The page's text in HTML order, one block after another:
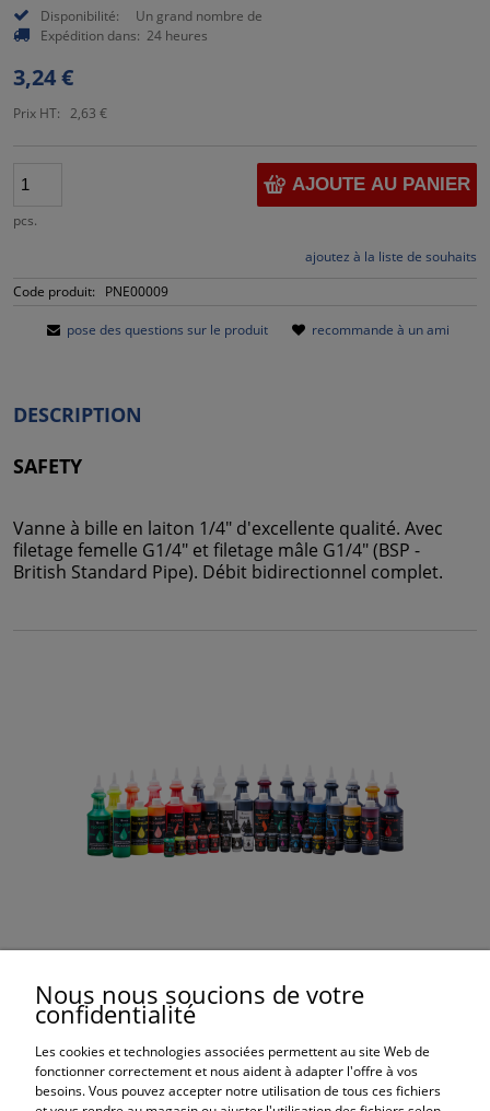
Disponibilité:
Un grand nombre de
Expédition dans: 24 heures
3,24 €
Prix HT: 2,63 €
pcs.
AJOUTE AU PANIER
ajoutez à la liste de souhaits
Code produit:
PNE00009
pose des questions sur le produit recommande à un ami
DESCRIPTION
SAFETY
Vanne à bille en laiton 1/4" d'excellente qualité. Avec
filetage femelle G1/4" et filetage mâle G1/4" (BSP -
British Standard Pipe). Débit bidirectionnel complet.
9,79 €
Nous nous soucions de votre
confidentialité
Les cookies et technologies associées permettent au site Web de
fonctionner correctement et nous aident à adapter l'offre à vos
besoins. Vous pouvez accepter notre utilisation de tous ces fichiers